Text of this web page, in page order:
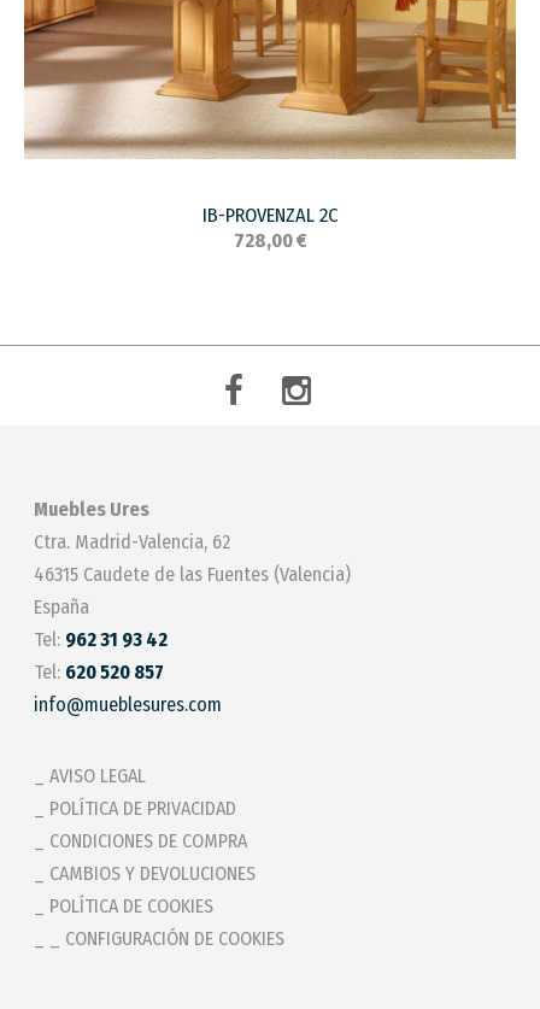
IB-PROVENZAL 2C
728,00 €
Muebles Ures
Ctra. Madrid-Valencia, 62
46315 Caudete de las Fuentes (Valencia)
España
Tel: 962 31 93 42
Tel: 620 520 857
info@mueblesures.com
AVISO LEGAL
POLÍTICA DE PRIVACIDAD
CONDICIONES DE COMPRA
CAMBIOS Y DEVOLUCIONES
POLÍTICA DE COOKIES
_ CONFIGURACIÓN DE COOKIES